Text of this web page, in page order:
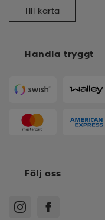
Handla tryggt
Till karta
Följ oss